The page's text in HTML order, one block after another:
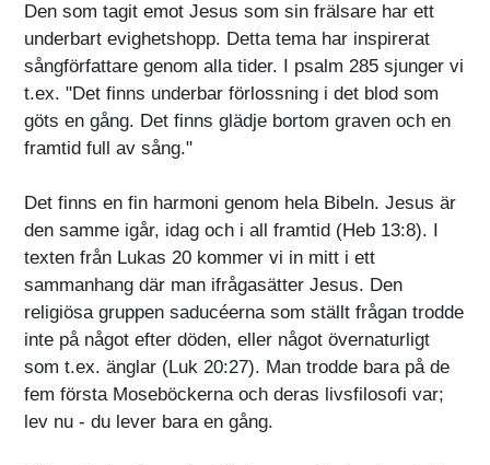
Den som tagit emot Jesus som sin frälsare har ett
underbart evighetshopp. Detta tema har inspirerat
sångförfattare genom alla tider. I psalm 285 sjunger vi
t.ex. "Det finns underbar förlossning i det blod som
göts en gång. Det finns glädje bortom graven och en
framtid full av sång."
Det finns en fin harmoni genom hela Bibeln. Jesus är
den samme igår, idag och i all framtid (Heb 13:8). I
texten från Lukas 20 kommer vi in mitt i ett
sammanhang där man ifrågasätter Jesus. Den
religiösa gruppen saducéerna som ställt frågan trodde
inte på något efter döden, eller något övernaturligt
som t.ex. änglar (Luk 20:27). Man trodde bara på de
fem första Moseböckerna och deras livsfilosofi var;
lev nu - du lever bara en gång.